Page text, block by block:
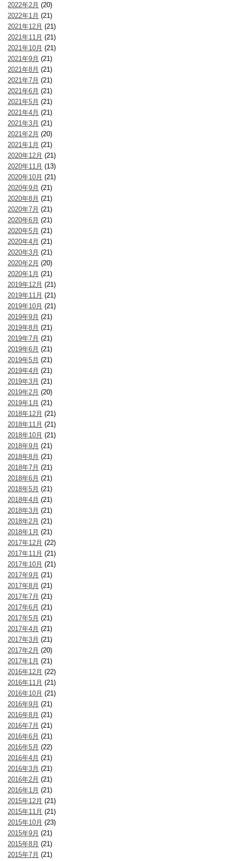
2022年2月 (20)
2022年1月 (21)
2021年12月 (21)
2021年11月 (21)
2021年10月 (21)
2021年9月 (21)
2021年8月 (21)
2021年7月 (21)
2021年6月 (21)
2021年5月 (21)
2021年4月 (21)
2021年3月 (21)
2021年2月 (20)
2021年1月 (21)
2020年12月 (21)
2020年11月 (13)
2020年10月 (21)
2020年9月 (21)
2020年8月 (21)
2020年7月 (21)
2020年6月 (21)
2020年5月 (21)
2020年4月 (21)
2020年3月 (21)
2020年2月 (20)
2020年1月 (21)
2019年12月 (21)
2019年11月 (21)
2019年10月 (21)
2019年9月 (21)
2019年8月 (21)
2019年7月 (21)
2019年6月 (21)
2019年5月 (21)
2019年4月 (21)
2019年3月 (21)
2019年2月 (20)
2019年1月 (21)
2018年12月 (21)
2018年11月 (21)
2018年10月 (21)
2018年9月 (21)
2018年8月 (21)
2018年7月 (21)
2018年6月 (21)
2018年5月 (21)
2018年4月 (21)
2018年3月 (21)
2018年2月 (21)
2018年1月 (21)
2017年12月 (22)
2017年11月 (21)
2017年10月 (21)
2017年9月 (21)
2017年8月 (21)
2017年7月 (21)
2017年6月 (21)
2017年5月 (21)
2017年4月 (21)
2017年3月 (21)
2017年2月 (20)
2017年1月 (21)
2016年12月 (22)
2016年11月 (21)
2016年10月 (21)
2016年9月 (21)
2016年8月 (21)
2016年7月 (21)
2016年6月 (21)
2016年5月 (22)
2016年4月 (21)
2016年3月 (21)
2016年2月 (21)
2016年1月 (21)
2015年12月 (21)
2015年11月 (21)
2015年10月 (23)
2015年9月 (21)
2015年8月 (21)
2015年7月 (21)